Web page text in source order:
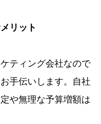
リット
ティング会社なので
手伝いします。自社
や無理な予算増額は